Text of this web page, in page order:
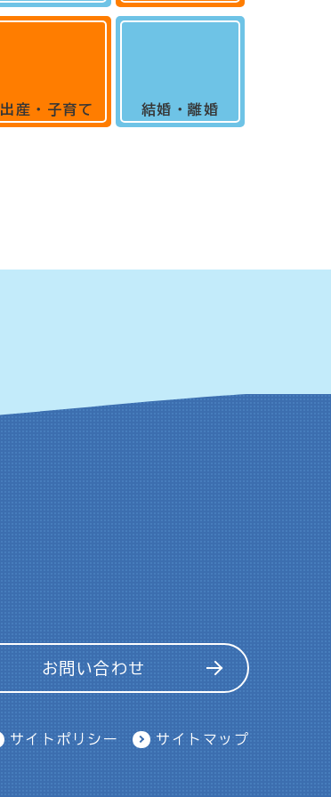
出産・子育て 結婚・離婚
お問い合わせ
サイトポリシー サイトマップ